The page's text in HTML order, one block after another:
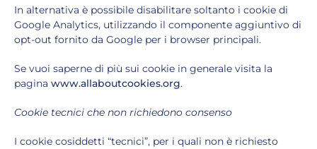
In alternativa è possibile disabilitare soltanto i cookie di
Google Analytics, utilizzando il componente aggiuntivo di
opt-out fornito da Google per i browser principali.
Se vuoi saperne di più sui cookie in generale visita la
pagina www.allaboutcookies.org.
Cookie tecnici che non richiedono consenso
I cookie cosiddetti “tecnici”, per i quali non è richiesto